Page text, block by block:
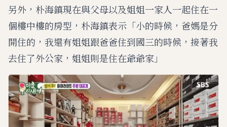
另外，朴海鎮現在與父母以及姐姐一家人一起住在一
個樓中樓的房型，朴海鎮表示「小的時候，爸媽是分
開住的，我還有姐姐跟爸爸住到國三的時候，接著我
去住了外公家，姐姐則是住在爺爺家」